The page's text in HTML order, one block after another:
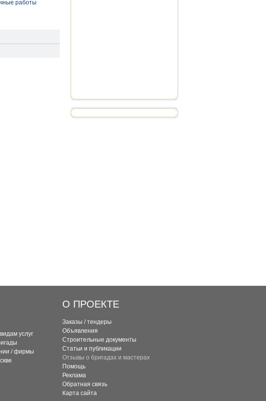
работы
услуг
/ фирмы
О ПРОЕКТЕ
Заказы / тендеры
Объявления
Строительные документы
Статьи и публикации
Отзывы о бригадах и мастерах
Помощь
Реклама
Обратная связь
Карта сайта